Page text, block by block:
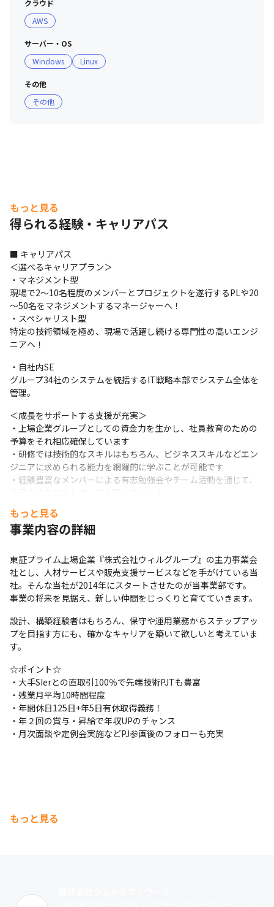
トサルなど、役職やグループを越えて交流を深められるリ
アルな場を多数設けています
クラウド
AWS
サーバー・OS
Windows
Linux
その他
その他
もっと見る
得られる経験・キャリアパス
■ キャリアパス
＜選べるキャリアプラン＞
・マネジメント型
現場で2～10名程度のメンバーとプロジェクトを遂行するPLや20
～50名をマネジメントするマネージャーへ！
・スペシャリスト型
特定の技術領域を極め、現場で活躍し続ける専門性の高いエンジ
ニアへ！
・自社内SE
グループ34社のシステムを統括するIT戦略本部でシステム全体を
管理。
＜成長をサポートする支援が充実＞
・上場企業グループとしての資金力を生かし、社員教育のための
予算をそれ相応確保しています
・研修では技術的なスキルはもちろん、ビジネススキルなどエン
ジニアに求められる能力を網羅的に学ぶことが可能です
・経験豊富なメンバーによる有志勉強会やチーム活動を通じて、
もっと見る
事業内容の詳細
東証プライム上場企業『株式会社ウィルグループ』の主力事業会
社とし、人材サービスや販売支援サービスなどを手がけている当
社。そんな当社が2014年にスタートさせたのが当事業部です。
事業の将来を見据え、新しい仲間をじっくりと育てていきます。
設計、構築経験者はもちろん、保守や運用業務からステップアッ
プを目指す方にも、確かなキャリアを築いて欲しいと考えていま
す。
☆ポイント☆
・大手SIerとの直取引100％で先端技術PJTも豊富
・残業月平均10時間程度
・年間休日125日+年5日有休取得義務！
・年２回の賞与・昇給で年収UPのチャンス
・月次面談や定例会実施などPJ参画後のフォローも充実
もっと見る